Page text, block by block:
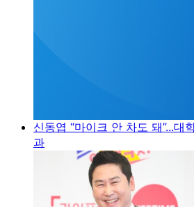
신동엽 “마이크 안 차도 돼”...대
과